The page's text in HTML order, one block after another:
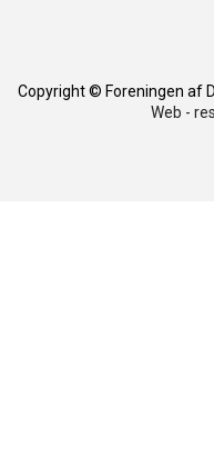
Copyright © Foreningen af
Web -